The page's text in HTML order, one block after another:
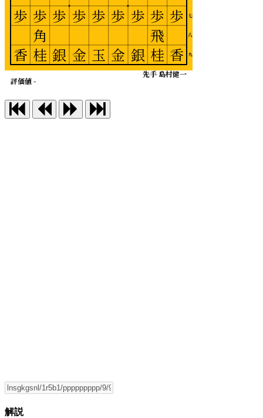
七
八
九
先手 島村健一
評価値 -
歩
香
歩
飛
桂
歩
銀
歩
金
歩
玉
歩
金
歩
銀
歩
角
桂
歩
香
解説